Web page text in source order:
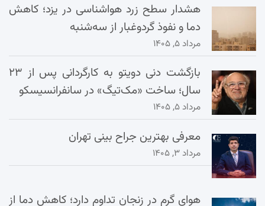
هشدار سطح زرد هواشناسی در یزد؛ کاهش
دما و نفوذ گردوغبار از سه‌شنبه
مرداد ۵, ۱۴۰۵
بازگشت دنی دویتو به کارگردانی پس از ۲۳
سال؛ ساخت «مک‌تیگ» در سانفرانسیسکو
مرداد ۵, ۱۴۰۵
معرفی بهترین جراح بینی تهران
مرداد ۳, ۱۴۰۵
هوای گرم در زنجان تداوم دارد؛ کاهش دما از